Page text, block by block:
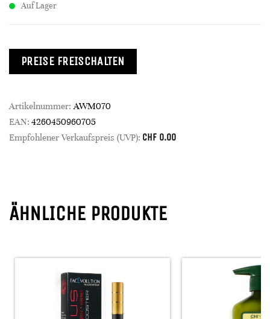
Auf Lager
PREISE FREISCHALTEN
Artikelnummer:AWM070
EAN: 4260450960705
Empfohlener Verkaufspreis (UVP): CHF 0.00
ÄHNLICHE PRODUKTE